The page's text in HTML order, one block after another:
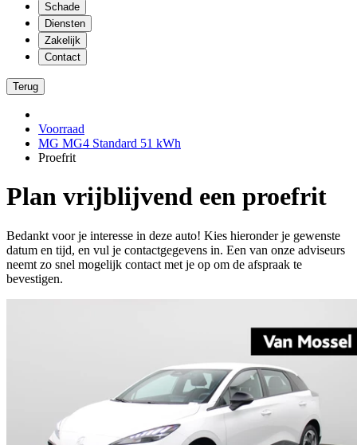
Schade
Diensten
Zakelijk
Contact
Terug
Voorraad
MG MG4 Standard 51 kWh
Proefrit
Plan vrijblijvend een proefrit
Bedankt voor je interesse in deze auto! Kies hieronder je gewenste
datum en tijd, en vul je contactgegevens in. Een van onze adviseurs
neemt zo snel mogelijk contact met je op om de afspraak te
bevestigen.